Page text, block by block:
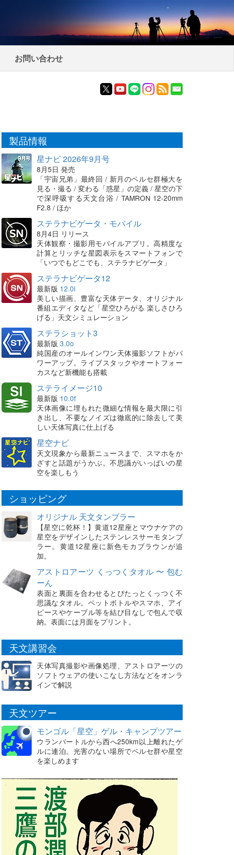
お問い合わせ
製品情報
星ナビ 2026年9月号
8月5日 発売
「宇宙兄弟」最終回 / 新月のペルセ群極大を
見る・撮る / 変わる「惑星」の定義 / 星空の下
で深呼吸する天文台浴 / TAMRON 12-20mm
F2.8 / ほか
ステラナビゲータ・モバイル
8月4日 リリース
天体観察・撮影用モバイルアプリ。高精度な
計算とリッチな星図表示をスマートフォンで
「いつでもどこでも、ステラナビゲータ」
ステラナビゲータ12
最新版 12.0i
美しい描画、豊富な天体データ、オリジナル
番組エディタなど「星空ひろがる 楽しさひろ
げる」天文シミュレーション
ステラショット3
最新版 3.0o
純国産のオールインワン天体撮影ソフトがパ
ワーアップ。ライブスタックやオートフォー
カスなど新機能も搭載
ステライメージ10
最新版 10.0f
天体画像に埋もれた微細な情報を最大限に引
き出し、不要なノイズは徹底的に除去して美
しい天体写真に仕上げる
星空ナビ
天文現象から最新ニュースまで、スマホをか
ざすと話題がうかぶ。不思議がいっぱいの星
空を楽しもう
ショッピング
オリジナル 天文タンブラー
【星空に乾杯！】黄道12星座とマウナケアの
星空をデザインしたステンレスサーモタンブ
ラー。黄道12星座に新色モカブラウンが追
加。
アストロアーツ くっつくタオル 〜 包む
ーん
表面と裏面を合わせるとぴたっとくっつく不
思議なタオル。ペットボトルやスマホ、アイ
ピースやケーブル等を結び目なしで包んで収
納。表面には月面をプリント。
天文講習会
天体写真撮影や画像処理、アストロアーツの
ソフトウェアの使いこなし方法などをオンラ
インで解説
天文ツアー
モンゴル「星空」ゲル・キャンプツアー
ウランバートルから西へ250km以上離れたゲ
ルに連泊。光害のない場所でペルセ群や星空
を楽しめます